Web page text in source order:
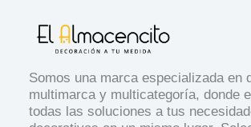
Somos una marca especializada en
multimarca y multicategoría, donde
todas las soluciones a tus